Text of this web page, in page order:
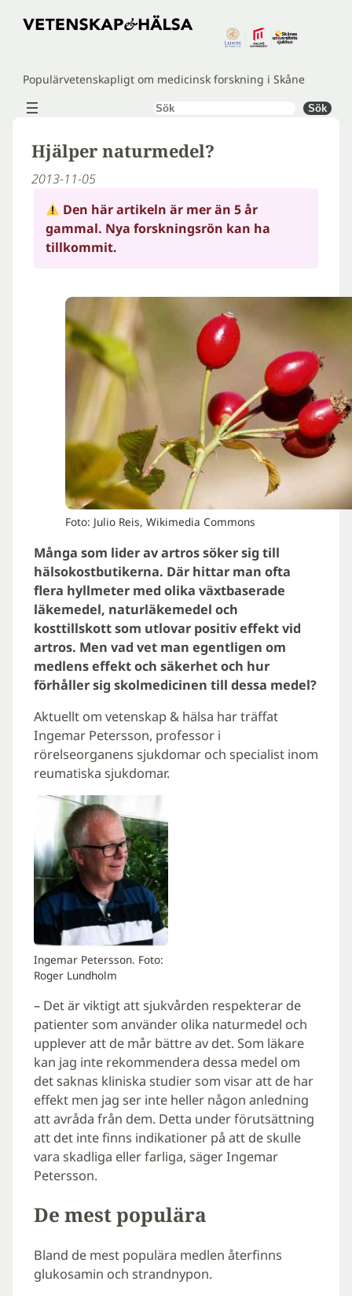
Hoppa
Populärvetenskapligt om medicinsk forskning i Skåne
Sök Sök
Hjälper naturmedel?
2013-11-05
Den här artikeln är mer än 5 år
gammal. Nya forskningsrön kan ha
tillkommit.
Foto: Julio Reis, Wikimedia Commons
Många som lider av artros söker sig till
hälsokostbutikerna. Där hittar man ofta
flera hyllmeter med olika växtbaserade
läkemedel, naturläkemedel och
kosttillskott som utlovar positiv effekt vid
artros. Men vad vet man egentligen om
medlens effekt och säkerhet och hur
förhåller sig skolmedicinen till dessa medel?
Aktuellt om vetenskap & hälsa har träffat
Ingemar Petersson, professor i
rörelseorganens sjukdomar och specialist inom
reumatiska sjukdomar.
Ingemar Petersson. Foto:
Roger Lundholm
– Det är viktigt att sjukvården respekterar de
patienter som använder olika naturmedel och
upplever att de mår bättre av det. Som läkare
kan jag inte rekommendera dessa medel om
det saknas kliniska studier som visar att de har
effekt men jag ser inte heller någon anledning
att avråda från dem. Detta under förutsättning
att det inte finns indikationer på att de skulle
vara skadliga eller farliga, säger Ingemar
Petersson.
De mest populära
Bland de mest populära medlen återfinns
glukosamin och strandnypon.